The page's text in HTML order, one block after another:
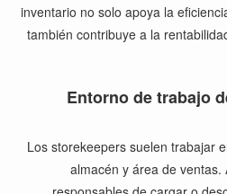
inventario no solo apoya la
también contribuye a la
Entorno de trabajo
Los storekeepers suelen trabajar
almacén y área de